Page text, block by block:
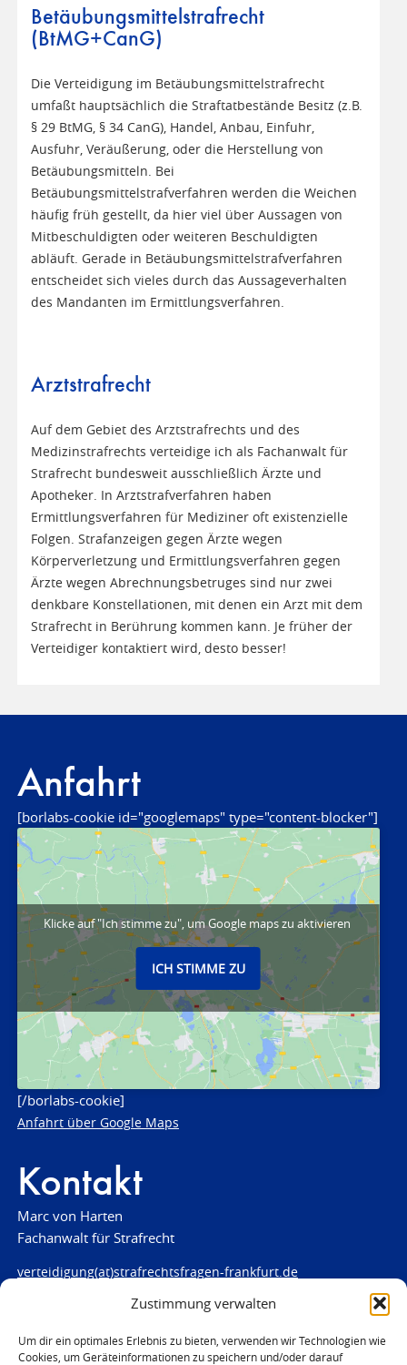
Zustimmung verwalten
Um dir ein optimales Erlebnis zu bieten, verwenden wir Technologien wie
Cookies, um Geräteinformationen zu speichern und/oder darauf
Betäubungsmittelstrafrecht
(BtMG+CanG)
Die Verteidigung im Betäubungsmittelstrafrecht
umfaßt hauptsächlich die Straftatbestände Besitz (z.B.
§ 29 BtMG, § 34 CanG), Handel, Anbau, Einfuhr,
Ausfuhr, Veräußerung, oder die Herstellung von
Betäubungsmitteln. Bei
Betäubungsmittelstrafverfahren werden die Weichen
häufig früh gestellt, da hier viel über Aussagen von
Mitbeschuldigten oder weiteren Beschuldigten
abläuft. Gerade in Betäubungsmittelstrafverfahren
entscheidet sich vieles durch das Aussageverhalten
des Mandanten im Ermittlungsverfahren.
Arztstrafrecht
Auf dem Gebiet des Arztstrafrechts und des
Medizinstrafrechts verteidige ich als Fachanwalt für
Strafrecht bundesweit ausschließlich Ärzte und
Apotheker. In Arztstrafverfahren haben
Ermittlungsverfahren für Mediziner oft existenzielle
Folgen. Strafanzeigen gegen Ärzte wegen
Körperverletzung und Ermittlungsverfahren gegen
Ärzte wegen Abrechnungsbetruges sind nur zwei
denkbare Konstellationen, mit denen ein Arzt mit dem
Strafrecht in Berührung kommen kann. Je früher der
Verteidiger kontaktiert wird, desto besser!
Anfahrt
[borlabs-cookie id="googlemaps" type="content-blocker"]
Klicke auf "Ich stimme zu", um Google maps zu aktivieren
ICH STIMME ZU
[/borlabs-cookie]
Anfahrt über Google Maps
Kontakt
Marc von Harten
Fachanwalt für Strafrecht
verteidigung(at)strafrechtsfragen-frankfurt.de
www.strafrechtsfragen-frankfurt.de
Louisenstraße 84